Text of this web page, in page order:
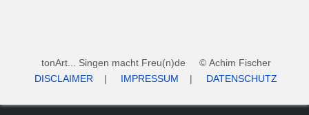
tonArt... Singen macht Freu(n)de © Achim Fischer
DISCLAIMER | IMPRESSUM | DATENSCHUTZ